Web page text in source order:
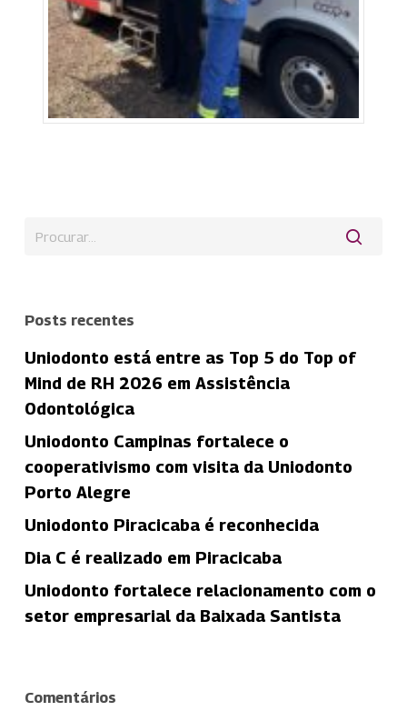
Posts recentes
Uniodonto está entre as Top 5 do Top of
Mind de RH 2026 em Assistência
Odontológica
Uniodonto Campinas fortalece o
cooperativismo com visita da Uniodonto
Porto Alegre
Uniodonto Piracicaba é reconhecida
Dia C é realizado em Piracicaba
Uniodonto fortalece relacionamento com o
setor empresarial da Baixada Santista
Comentários